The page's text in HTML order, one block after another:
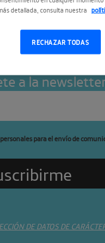
a la
para el envío de
DE DATOS DE
detallada, consulta nuestra
RECHAZAR TODAS